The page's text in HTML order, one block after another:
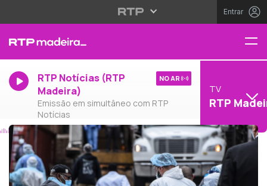
Entrar
RTP Notícias (RTP
Madeira)
Emissão em simultâneo com RTP
Notícias
NO AR
TV
RTP